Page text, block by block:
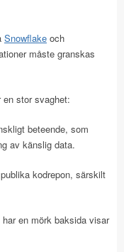
Snowflake och
måste granskas
stor svaghet:
beteende, som
av känslig data.
kodrepon, särskilt
en mörk baksida visar